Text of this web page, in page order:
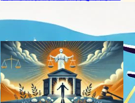
2024年1月24日0:04